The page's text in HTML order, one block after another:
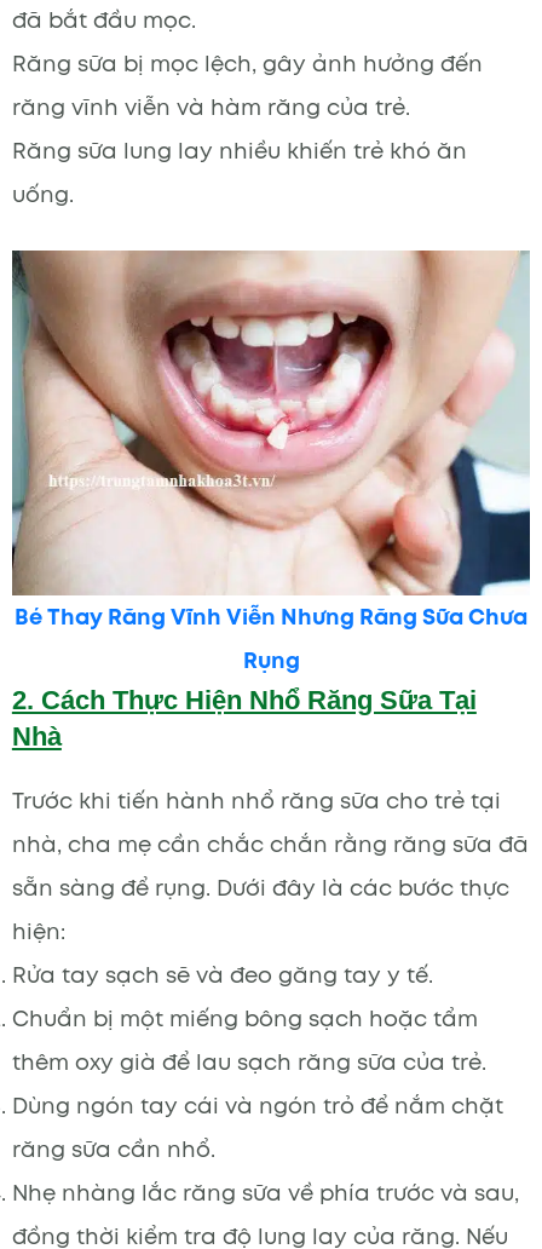
đã bắt đầu mọc.
Răng sữa bị mọc lệch, gây ảnh hưởng đến
răng vĩnh viễn và hàm răng của trẻ.
Răng sữa lung lay nhiều khiến trẻ khó ăn
uống.
Bé Thay Răng Vĩnh Viễn Nhưng Răng Sữa Chưa
Rụng
2. Cách Thực Hiện Nhổ Răng Sữa Tại
Nhà
Trước khi tiến hành nhổ răng sữa cho trẻ tại
nhà, cha mẹ cần chắc chắn rằng răng sữa đã
sẵn sàng để rụng. Dưới đây là các bước thực
hiện:
Rửa tay sạch sẽ và đeo găng tay y tế.
Chuẩn bị một miếng bông sạch hoặc tẩm
thêm oxy già để lau sạch răng sữa của trẻ.
Dùng ngón tay cái và ngón trỏ để nắm chặt
răng sữa cần nhổ.
Nhẹ nhàng lắc răng sữa về phía trước và sau,
đồng thời kiểm tra độ lung lay của răng. Nếu